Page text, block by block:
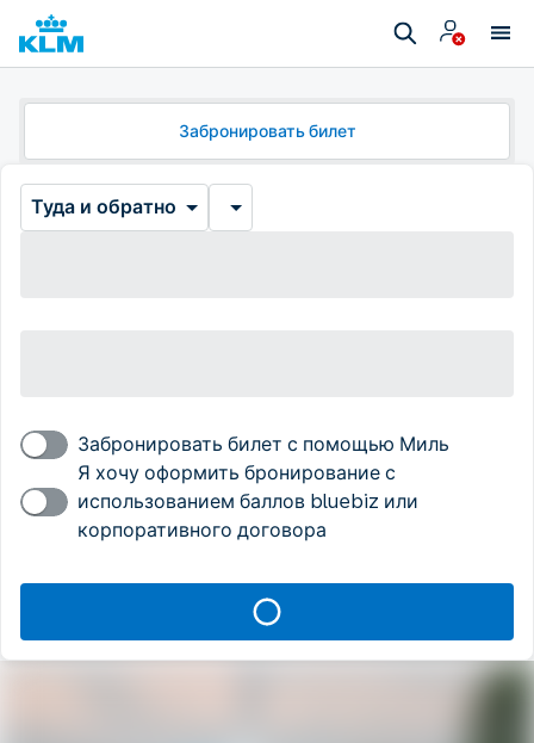
Забронировать билет
Туда и обратно
Забронировать билет с помощью Миль
Я хочу оформить бронирование с
использованием баллов bluebiz или
корпоративного договора